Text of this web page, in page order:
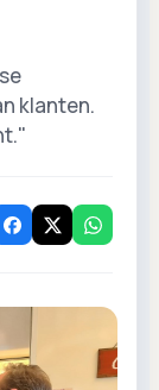
klanten.